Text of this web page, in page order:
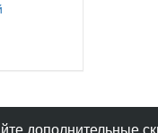
дополнительные